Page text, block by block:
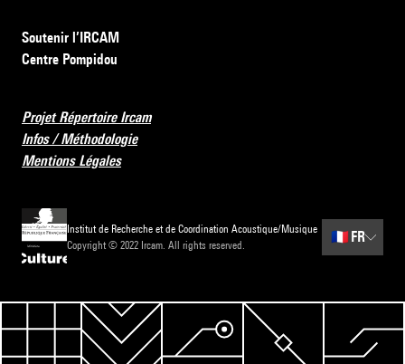
Soutenir l’IRCAM
Centre Pompidou
Projet Répertoire Ircam
Infos / Méthodologie
Mentions Légales
Institut de Recherche et de Coordination Acoustique/Musique
Copyright © 2022 Ircam. All rights reserved.
🇫🇷 FR